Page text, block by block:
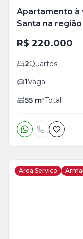
Apartamento à
Santa na
R$ 220.000
2Quartos
1Vaga
55 m²Total
Area Servico